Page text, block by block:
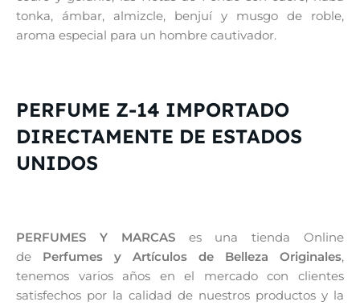
tonka, ámbar, almizcle, benjuí y musgo de roble,
aroma especial para un hombre cautivador.
PERFUME Z-14 IMPORTADO
DIRECTAMENTE DE ESTADOS
UNIDOS
PERFUMES Y MARCASes una tienda Online
de Perfumes y Artículos de Belleza Originales,
tenemos varios años en el mercado con clientes
satisfechos por la calidad de nuestros productos y la